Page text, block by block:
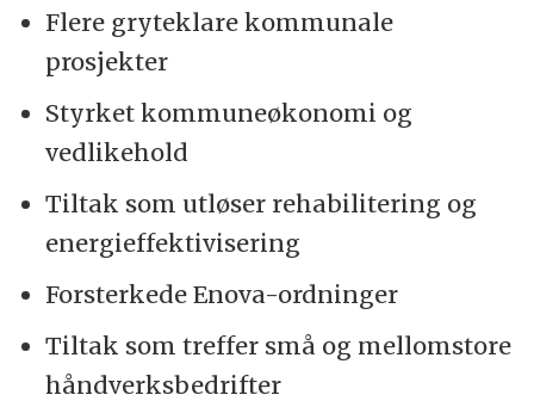
Flere gryteklare kommunale
prosjekter
Styrket kommuneøkonomi og
vedlikehold
Tiltak som utløser rehabilitering og
energieffektivisering
Forsterkede Enova-ordninger
Tiltak som treffer små og mellomstore
håndverksbedrifter